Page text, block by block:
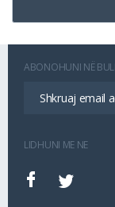
ABONOHUNI NË
LIDHUNI ME NE